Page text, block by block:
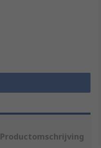
Productomschrijving